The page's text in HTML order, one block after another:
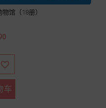
馆（18册）

车